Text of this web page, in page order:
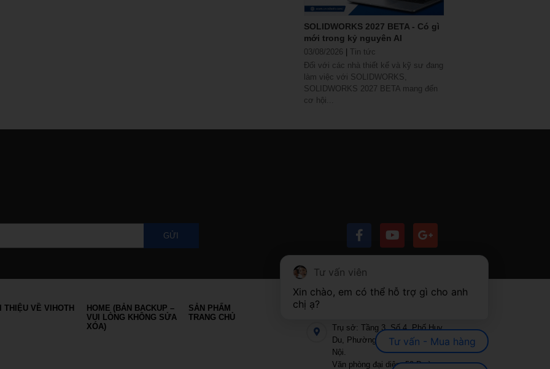
SOLIDWORKS 2027 BETA - Có gì
mới trong kỷ nguyên AI
03/08/2026 | Tin tức
Đối với các nhà thiết kế và kỹ sư đang
làm việc với SOLIDWORKS,
SOLIDWORKS 2027 BETA mang đến
cơ hội...
GỬI
THIỆU VỀ VIHOTH
HOME (BẢN BACKUP –
VUI LÒNG KHÔNG SỬA
XÓA)
SẢN PHẨM
TRANG CHỦ
LIÊN HỆ
Trụ sở: Tầng 3, Số 4, Phố Huy
Du, Phường Từ Liêm, TP. Hà
Nội.
Văn phòng đại diện: 59 Đường
Tư vấn viên
Xin chào, em có thể hỗ trợ gì cho anh
chị ạ?
Tư vấn - Mua hàng